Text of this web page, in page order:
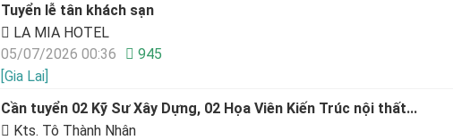
Tuyển lễ tân khách sạn
LA MIA HOTEL
05/07/2026 00:36
945
[Gia Lai]
Cần tuyển 02 Kỹ Sư Xây Dựng, 02 Họa Viên Kiến Trúc nội thất...
Kts. Tô Thành Nhân